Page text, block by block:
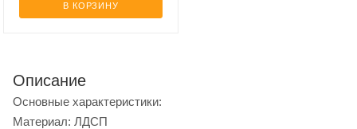
В КОРЗИНУ
Описание
Основные характеристики:
Материал: ЛДСП